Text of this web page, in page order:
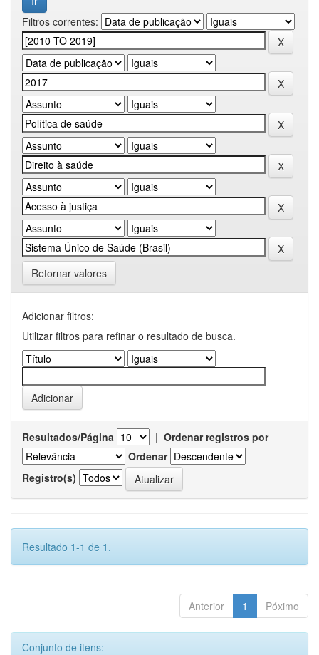
Filtros correntes:
Retornar valores
Adicionar filtros:
Utilizar filtros para refinar o resultado de busca.
Resultados/Página | Ordenar registros por
Ordenar
Registro(s)
Resultado 1-1 de 1.
Anterior 1 Póximo
Conjunto de itens: